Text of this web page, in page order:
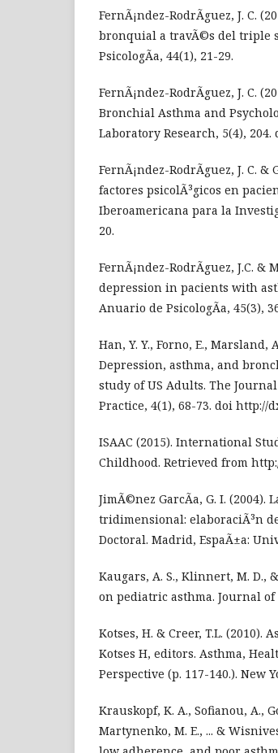
FernÃ¡ndez-RodrÃ­guez, J. C.
bronquial a travÃ©s del triple
PsicologÃ­a, 44(1), 21-29.
FernÃ¡ndez-RodrÃ­guez, J. C.
Bronchial Asthma and
Laboratory Research, 5(4), 204.
FernÃ¡ndez-RodrÃ­guez, J. C. &
factores psicolÃ³gicos en
Iberoamericana para la
20.
FernÃ¡ndez-RodrÃ­guez, J.C. &
depression in pacients with
Anuario de PsicologÃ­a, 45(3),
Han, Y. Y., Forno, E., Marsland,
Depression, asthma, and
study of US Adults. The
Practice, 4(1), 68-73. doi http://
ISAAC (2015). International
Childhood. Retrieved from
JimÃ©nez GarcÃ­a, G. I. (2004).
tridimensional: elaboraciÃ³n
Doctoral. Madrid, EspaÃ±a:
Kaugars, A. S., Klinnert, M. D.,
on pediatric asthma. Journal of
Kotses, H. & Creer, T.L. (2010).
Kotses H, editors. Asthma,
Perspective (p. 117-140.). New
Krauskopf, K. A., Sofianou, A.,
Martynenko, M. E., ... &